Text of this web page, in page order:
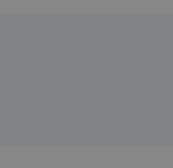
VETIQ Healthy